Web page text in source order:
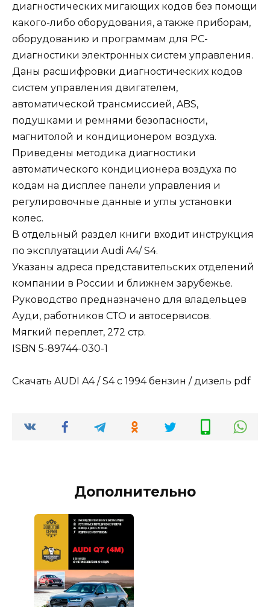
диагностических мигающих кодов без помощи
какого-либо оборудования, а также приборам,
оборудованию и программам для РС-
диагностики электронных систем управления.
Даны расшифровки диагностических кодов
систем управления двигателем,
автоматической трансмиссией, ABS,
подушками и ремнями безопасности,
магнитолой и кондиционером воздуха.
Приведены методика диагностики
автоматического кондиционера воздуха по
кодам на дисплее панели управления и
регулировочные данные и углы установки
колес.
В отдельный раздел книги входит инструкция
по эксплуатации Audi A4/ S4.
Указаны адреса представительских отделений
компании в России и ближнем зарубежье.
Руководство предназначено для владельцев
Ауди, работников СТО и автосервисов.
Мягкий переплет, 272 стр.
ISBN 5-89744-030-1
Скачать AUDI A4 / S4 с 1994 бензин / дизель pdf
Дополнительно